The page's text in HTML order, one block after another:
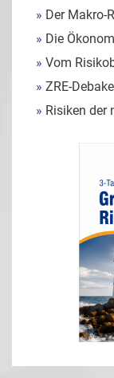
» Der Makro-
» Die
» Vom
» ZRE-
» Risiken der